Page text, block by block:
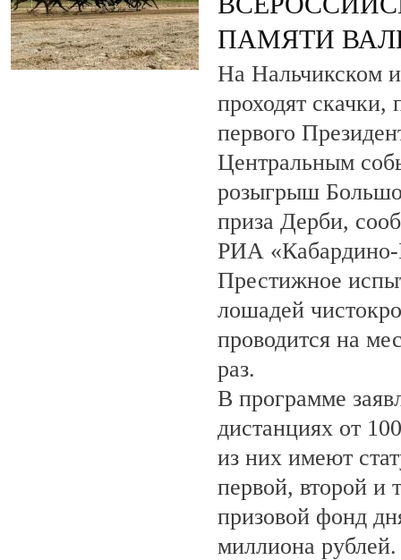
ПАМЯТИ
На Нальчикском
проходят
первого
Центральным
розыгрыш
приза Дерби,
РИА «Кабардино-
Престижное
лошадей
проводится на
раз.
В программе
дистанциях от
из них имеют
первой, второй и
призовой фонд
миллиона рублей.